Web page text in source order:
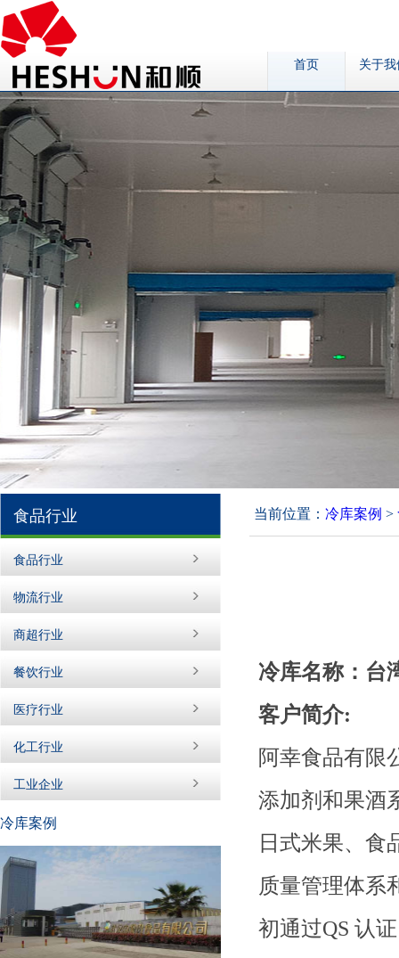
首页 关于我
食品行业
食品行业
物流行业
商超行业
餐饮行业
医疗行业
化工行业
工业企业
冷库案例
当前位置： 冷库案例 >
冷库名称：台
客户简介:
阿幸食品有限
添加剂和果酒
日式米果、食
质量管理体系
初通过QS 认